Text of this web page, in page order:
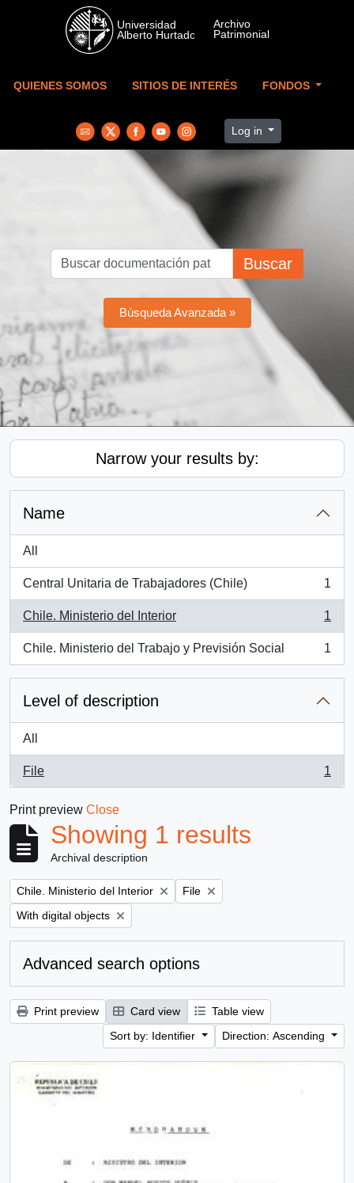
Skip to main content
QUIENES SOMOS SITIOS DE INTERÉS FONDOS
Log in
Buscar
Búsqueda Avanzada »
Narrow your results by:
Name
All
Central Unitaria de Trabajadores (Chile)
, 1 results
1
Chile. Ministerio del Interior
, 1 results
1
Chile. Ministerio del Trabajo y Previsión Social
, 1 results
1
Level of description
All
File
, 1 results
1
Print preview Close
Showing 1 results
Archival description
Remove filter:
Chile. Ministerio del Interior Remove filter:
File
Remove filter:
With digital objects
Advanced search options
Print preview Card view
Table view
Sort by: Identifier
Direction: Ascending